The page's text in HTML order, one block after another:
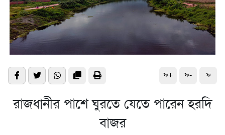
ফ+ ফ- ফ
রাজধানীর পাশে ঘুরতে যেতে পারেন হরদি
বাজর